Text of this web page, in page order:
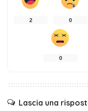
2 0
0
Lascia una